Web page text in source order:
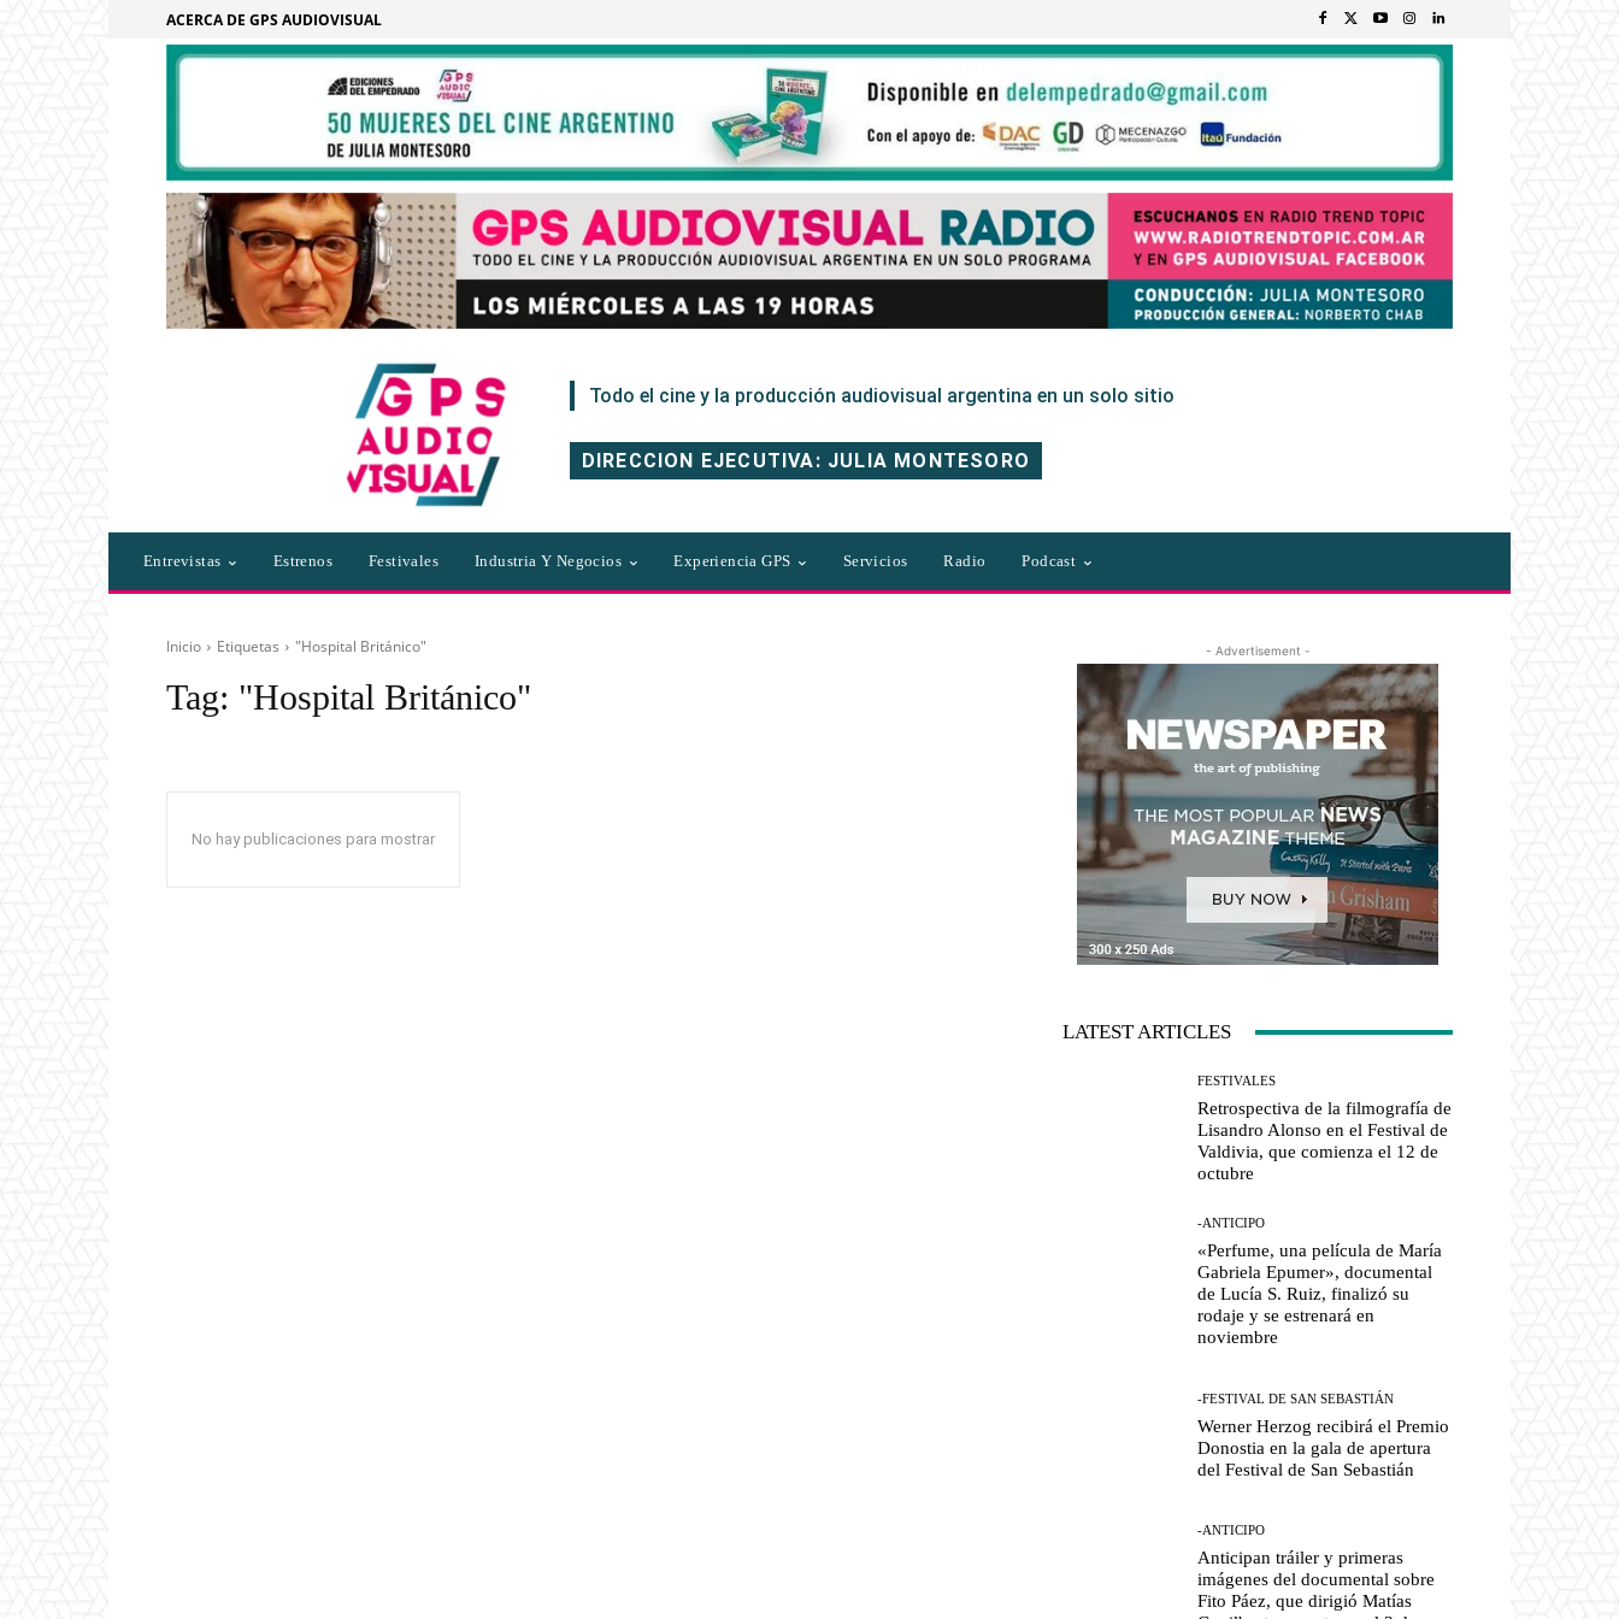
ACERCA DE GPS AUDIOVISUAL
Todo el cine y la producción audiovisual argentina en un solo sitio
DIRECCION EJECUTIVA: JULIA MONTESORO
Entrevistas Estrenos Festivales Industria Y Negocios Experiencia GPS Servicios Radio Podcast
Inicio Etiquetas "Hospital Británico"
Tag: "Hospital Británico"
No hay publicaciones para mostrar
- Advertisement -
LATEST ARTICLES
FESTIVALES
Retrospectiva de la filmografía de
Lisandro Alonso en el Festival de
Valdivia, que comienza el 12 de
octubre
-ANTICIPO
«Perfume, una película de María
Gabriela Epumer», documental
de Lucía S. Ruiz, finalizó su
rodaje y se estrenará en
noviembre
-FESTIVAL DE SAN SEBASTIÁN
Werner Herzog recibirá el Premio
Donostia en la gala de apertura
del Festival de San Sebastián
-ANTICIPO
Anticipan tráiler y primeras
imágenes del documental sobre
Fito Páez, que dirigió Matías